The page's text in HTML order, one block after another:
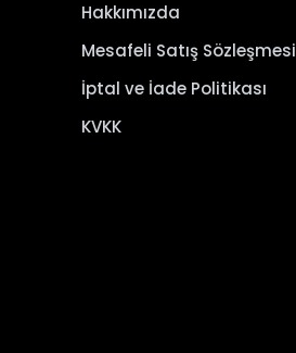
Hakkımızda
Mesafeli Satış Sözleşmesi
İptal ve İade Politikası
KVKK